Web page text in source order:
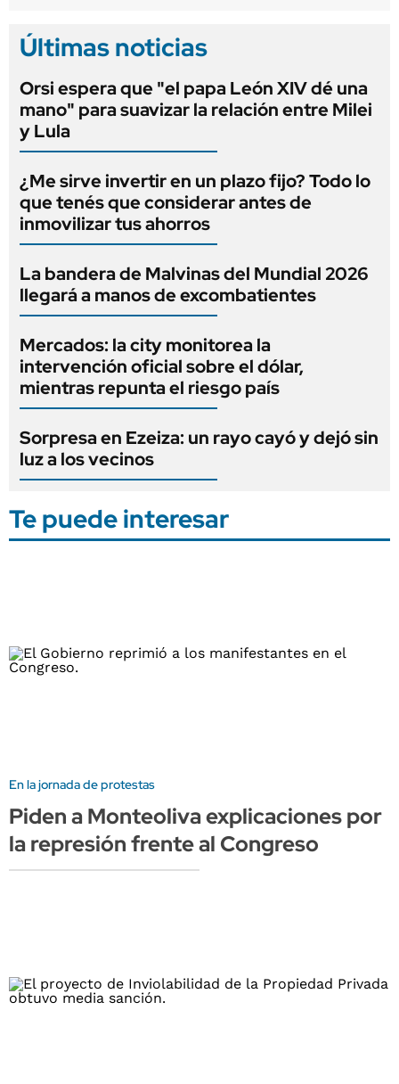
Últimas noticias
Orsi espera que "el papa León XIV dé una
mano" para suavizar la relación entre Milei
y Lula
¿Me sirve invertir en un plazo fijo? Todo lo
que tenés que considerar antes de
inmovilizar tus ahorros
La bandera de Malvinas del Mundial 2026
llegará a manos de excombatientes
Mercados: la city monitorea la
intervención oficial sobre el dólar,
mientras repunta el riesgo país
Sorpresa en Ezeiza: un rayo cayó y dejó sin
luz a los vecinos
Te puede interesar
En la jornada de protestas
Piden a Monteoliva explicaciones por
la represión frente al Congreso